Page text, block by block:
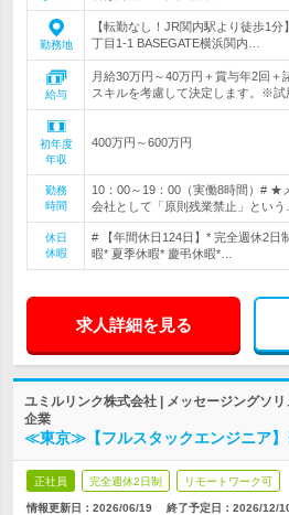
勤務地
【転勤なし！JR関内駅より徒歩1
丁目1-1 BASEGATE横浜関内…
給与
月給30万円～40万円＋賞与年2回＋
スキルを考慮して決定します。※試
初年度
年収
400万円～600万円
勤務
時間
10：00～19：00（実働8時間）# ★
会社として「原則残業禁止」という
休日
休暇
# 【年間休日124日】* 完全週休2日
暇* 夏季休暇* 慶弔休暇*…
求人詳細を見る
ユミルリンク株式会社 | メッセージングソ
企業
≪東京≫【フルスタックエンジニア
正社員 完全週休2日制 リモートワーク可
情報更新日：2026/06/19 終了予定日： 2026/12/